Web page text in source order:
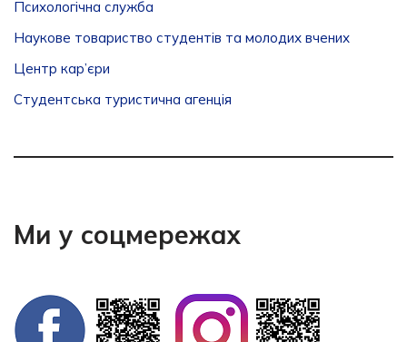
Психологічна служба
Наукове товариство студентів та молодих вчених
Центр кар’єри
Студентська туристична агенція
Ми у соцмережах